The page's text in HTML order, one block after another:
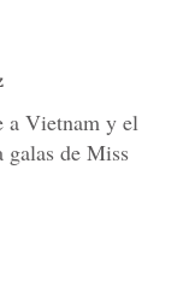
a Vietnam y el
galas de Miss